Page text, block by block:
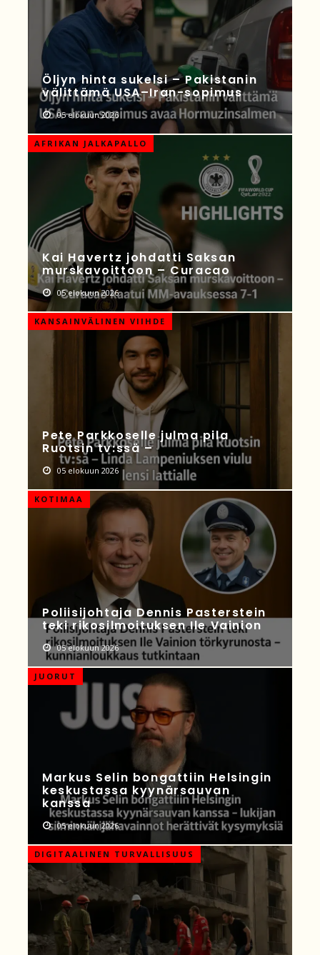
Öljyn hinta sukelsi – Pakistanin
välittämä USA–Iran-sopimus
05 elokuun 2026
AFRIKAN JALKAPALLO
Kai Havertz johdatti Saksan
murskavoittoon – Curacao
05 elokuun 2026
KANSAINVÄLINEN VIIHDE
Pete Parkkoselle julma pila
Ruotsin tv:ssä –
05 elokuun 2026
KOTIMAA
Poliisijohtaja Dennis Pasterstein
teki rikosilmoituksen Ile Vainion
05 elokuun 2026
JUORUT
Markus Selin bongattiin Helsingin
keskustassa kyynärsauvan
kanssa
05 elokuun 2026
DIGITAALINEN TURVALLISUUS